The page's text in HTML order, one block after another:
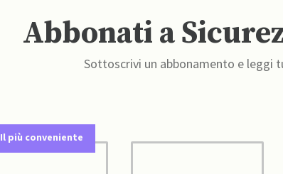
Abbonati a
Sottoscrivi un abbonamento e leggi
Il più conveniente